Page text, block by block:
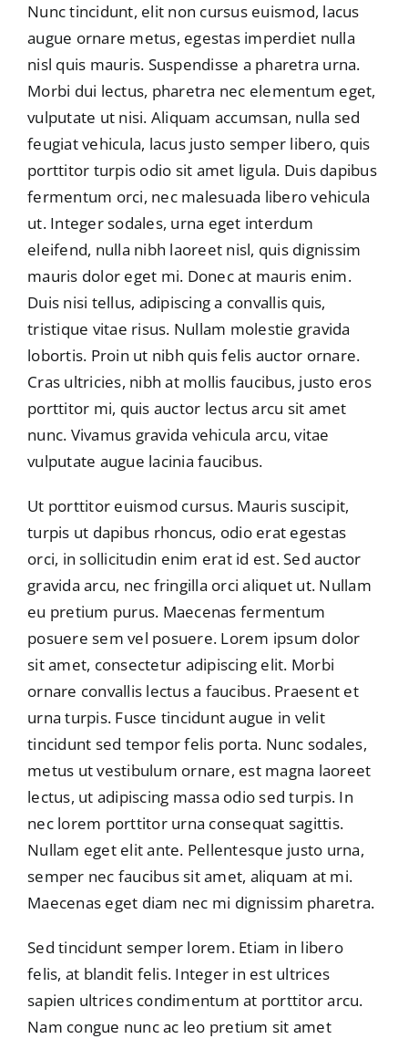
Nunc tincidunt, elit non cursus euismod, lacus
augue ornare metus, egestas imperdiet nulla
nisl quis mauris. Suspendisse a pharetra urna.
Morbi dui lectus, pharetra nec elementum eget,
vulputate ut nisi. Aliquam accumsan, nulla sed
feugiat vehicula, lacus justo semper libero, quis
porttitor turpis odio sit amet ligula. Duis dapibus
fermentum orci, nec malesuada libero vehicula
ut. Integer sodales, urna eget interdum
eleifend, nulla nibh laoreet nisl, quis dignissim
mauris dolor eget mi. Donec at mauris enim.
Duis nisi tellus, adipiscing a convallis quis,
tristique vitae risus. Nullam molestie gravida
lobortis. Proin ut nibh quis felis auctor ornare.
Cras ultricies, nibh at mollis faucibus, justo eros
porttitor mi, quis auctor lectus arcu sit amet
nunc. Vivamus gravida vehicula arcu, vitae
vulputate augue lacinia faucibus.
Ut porttitor euismod cursus. Mauris suscipit,
turpis ut dapibus rhoncus, odio erat egestas
orci, in sollicitudin enim erat id est. Sed auctor
gravida arcu, nec fringilla orci aliquet ut. Nullam
eu pretium purus. Maecenas fermentum
posuere sem vel posuere. Lorem ipsum dolor
sit amet, consectetur adipiscing elit. Morbi
ornare convallis lectus a faucibus. Praesent et
urna turpis. Fusce tincidunt augue in velit
tincidunt sed tempor felis porta. Nunc sodales,
metus ut vestibulum ornare, est magna laoreet
lectus, ut adipiscing massa odio sed turpis. In
nec lorem porttitor urna consequat sagittis.
Nullam eget elit ante. Pellentesque justo urna,
semper nec faucibus sit amet, aliquam at mi.
Maecenas eget diam nec mi dignissim pharetra.
Sed tincidunt semper lorem. Etiam in libero
felis, at blandit felis. Integer in est ultrices
sapien ultrices condimentum at porttitor arcu.
Nam congue nunc ac leo pretium sit amet